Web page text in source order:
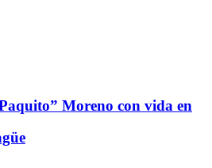
Moreno con vida en